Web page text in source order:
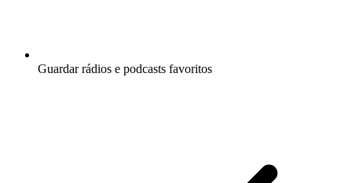
Guardar rádios e podcasts favoritos